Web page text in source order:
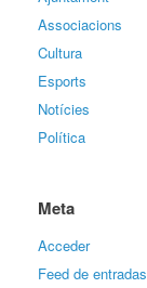
Associacions
Cultura
Esports
Notícies
Política
Meta
Acceder
Feed de entradas